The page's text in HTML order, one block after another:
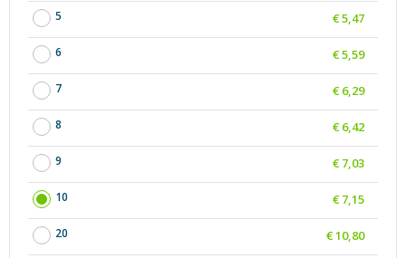
5
6
7
8
9
10
20
€ 5,47
€ 5,59
€ 6,29
€ 6,42
€ 7,03
€ 7,15
€ 10,80